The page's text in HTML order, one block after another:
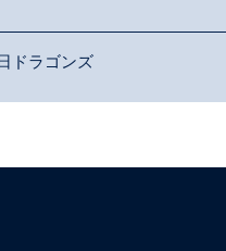
ドラゴンズ